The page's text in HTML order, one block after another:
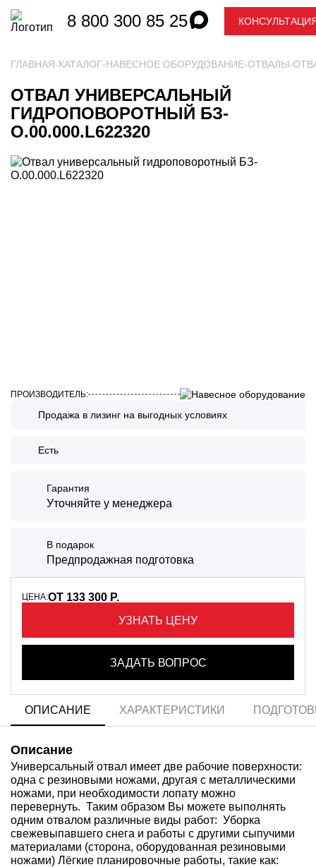
8 800 300 85 25
ГЛАВНАЯ КАТАЛОГ НАВЕСНОЕ ОБОРУДОВАНИЕ ОТВАЛЫ
ОТВАЛ УНИВЕРСАЛЬНЫЙ
ГИДРОПОВОРОТНЫЙ БЗ-
О.00.000.L622320
ПРОИЗВОДИТЕЛЬ:
Продажа в лизинг на выгодных условиях
Есть
Гарантия
Уточняйте у менеджера
В подарок
Предпродажная подготовка
ЦЕНА:ОТ 133 300 Р.
УЗНАТЬ ЦЕНУ
ЗАДАТЬ ВОПРОС
ОПИСАНИЕ ХАРАКТЕРИСТИКИ
Описание
Универсальный отвал имеет две рабочие поверхности:
одна с резиновыми ножами, другая с металлическими
ножами, при необходимости лопату можно
перевернуть. Таким образом Вы можете выполнять
одним отвалом различные виды работ: Уборка
свежевыпавшего снега и работы с другими сыпучими
материалами (сторона, оборудованная резиновыми
ножами) Лёгкие планировочные работы, такие как: